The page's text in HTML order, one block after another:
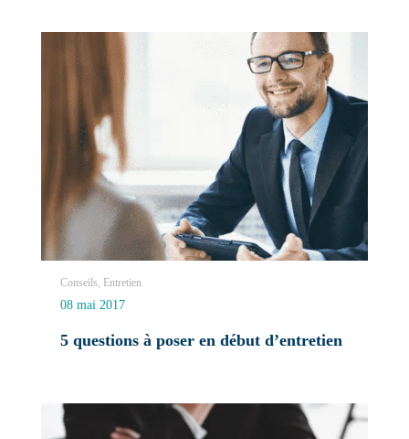
Conseils, Entretien
08 mai 2017
5 questions à poser en début d’entretien